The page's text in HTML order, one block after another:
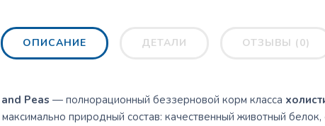
ОПИСАНИЕ ДЕТАЛИ ОТЗЫВЫ (0)
Peas — полнорационный беззерновой корм класса
природный состав: качественный животный